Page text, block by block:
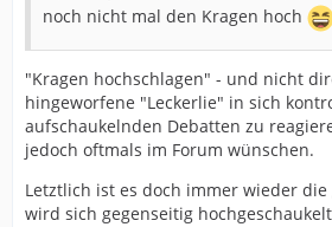
noch nicht mal den Kragen hoch
"Kragen hochschlagen" - und nicht
hingeworfene "Leckerlie" in sich
aufschaukelnden Debatten zu
jedoch oftmals im Forum wünschen.
Letztlich ist es doch immer wieder die
wird sich gegenseitig